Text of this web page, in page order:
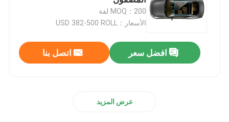
فيلم حماية الطلاء TPU
MOQ：200 لفة
الأسعار：USD 382-500 ROLL
افضل سعر اتصل بنا
عرض المزيد